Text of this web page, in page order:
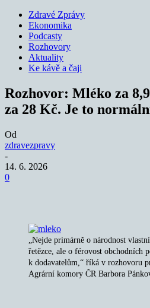
Zdravé Zprávy
Ekonomika
Podcasty
Rozhovory
Aktuality
Ke kávě a čaji
Rozhovor: Mléko za
za 28 Kč. Je to
Od
zdravezpravy
-
14. 6. 2026
0
„Nejde primárně o národnost
řetězce, ale o férovost obchodních
k dodavatelům,“ říká v rozhovoru
Agrární komory ČR Barbora